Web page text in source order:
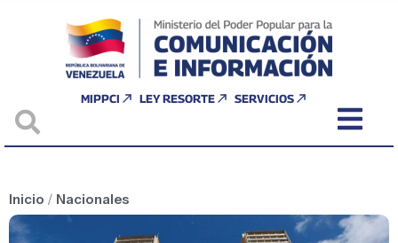
MIPPCI LEY RESORTE SERVICIOS
Inicio / Nacionales